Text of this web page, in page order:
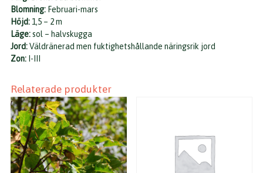
Blomning: Februari-mars
Höjd: 1,5 – 2 m
Läge:sol – halvskugga
Jord:Väldränerad men fuktighetshållande näringsrik jord
Zon: I-III
Relaterade produkter